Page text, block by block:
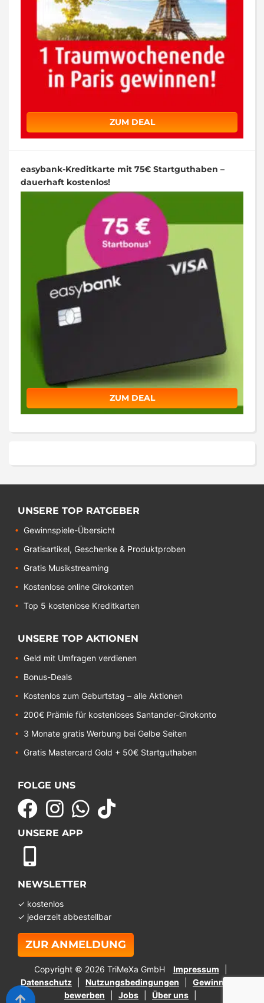
ZUM DEAL
easybank-Kreditkarte mit 75€ Startguthaben –
dauerhaft kostenlos!
ZUM DEAL
UNSERE TOP RATGEBER
Gewinnspiele-Übersicht
Gratisartikel, Geschenke & Produktproben
Gratis Musikstreaming
Kostenlose online Girokonten
Top 5 kostenlose Kreditkarten
UNSERE TOP AKTIONEN
Geld mit Umfragen verdienen
Bonus-Deals
Kostenlos zum Geburtstag – alle Aktionen
200€ Prämie für kostenloses Santander-Girokonto
3 Monate gratis Werbung bei Gelbe Seiten
Gratis Mastercard Gold + 50€ Startguthaben
FOLGE UNS
UNSERE APP
NEWSLETTER
✓ kostenlos
✓ jederzeit abbestellbar
ZUR ANMELDUNG
Copyright © 2026 TriMeXa GmbH
Impressum
Datenschutz
Nutzungsbedingungen
Gewinnspiel
bewerben
Jobs
Über uns